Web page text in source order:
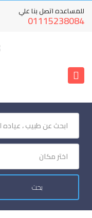
للمساعده اتصل بنا علي
01115238084